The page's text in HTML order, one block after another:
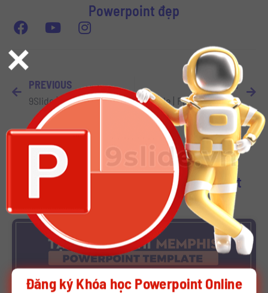
Powerpoint đẹp
PREVIOUS
9Slide | Template Slide Powerpoint A4
NEXT
9Slide | Fashion Template Slide Powerpoint
Download Other Template Powerpoint
×
Đăng ký Khóa học Powerpoint Online